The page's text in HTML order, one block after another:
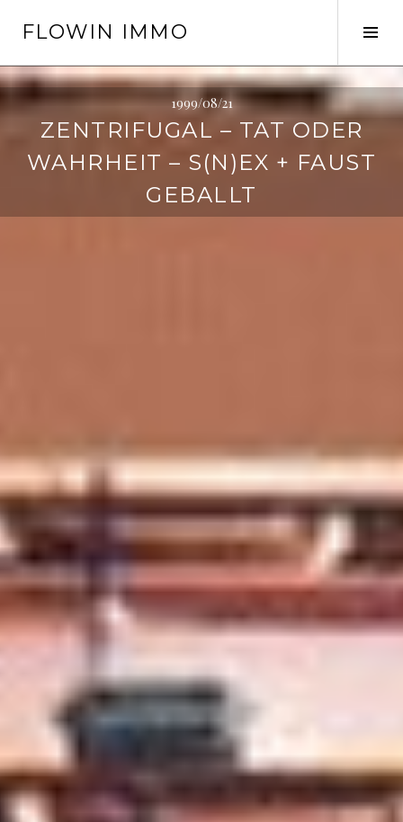
zumFLOWIN IMMO
1999/08/21
ZENTRIFUGAL – TAT ODER
WAHRHEIT – S(N)EX + FAUST
GEBALLT